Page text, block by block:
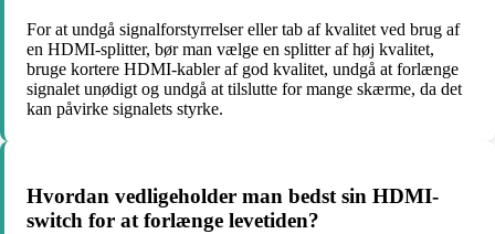
For at undgå signalforstyrrelser eller tab af kvalitet ved brug af
en HDMI-splitter, bør man vælge en splitter af høj kvalitet,
bruge kortere HDMI-kabler af god kvalitet, undgå at forlænge
signalet unødigt og undgå at tilslutte for mange skærme, da det
kan påvirke signalets styrke.
Hvordan vedligeholder man bedst sin HDMI-
switch for at forlænge levetiden?